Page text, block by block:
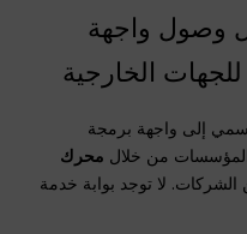
وصول واجهة
إلى واجهة برمجة
محرك
لا توجد بوابة خدمة